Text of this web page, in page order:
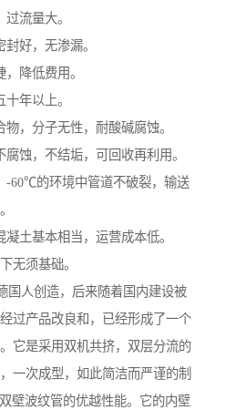
流量大。
好，无渗漏。
降低费用。
年以上。
，分子无性，耐酸碱腐蚀。
蚀，不结垢，可回收再利用。
-60℃的环境中管道不破裂，输送
土基本相当，运营成本低。
无须基础。
国人创造，后来随着国内建设被
过产品改良和，已经形成了一个
它是采用双机共挤，双层分流的
一次成型，如此简洁而严谨的制
壁波纹管的优越性能。它的内壁